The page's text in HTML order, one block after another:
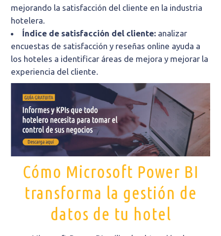
mejorando la satisfacción del cliente en la industria
hotelera.
Índice de satisfacción del cliente: analizar
encuestas de satisfacción y reseñas online ayuda a
los hoteles a identificar áreas de mejora y mejorar la
experiencia del cliente.
Cómo Microsoft Power BI
transforma la gestión de
datos de tu hotel